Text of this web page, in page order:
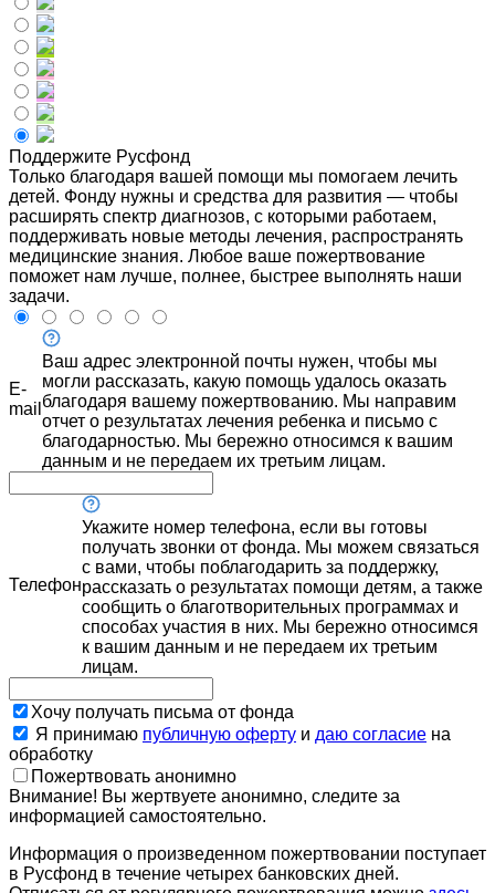
Поддержите Русфонд
Только благодаря вашей помощи мы помогаем лечить
детей. Фонду нужны и средства для развития — чтобы
расширять спектр диагнозов, с которыми работаем,
поддерживать новые методы лечения, распространять
медицинские знания. Любое ваше пожертвование
поможет нам лучше, полнее, быстрее выполнять наши
задачи.
E-
mail
Ваш адрес электронной почты нужен, чтобы мы
могли рассказать, какую помощь удалось оказать
благодаря вашему пожертвованию. Мы направим
отчет о результатах лечения ребенка и письмо с
благодарностью. Мы бережно относимся к вашим
данным и не передаем их третьим лицам.
Телефон
Укажите номер телефона, если вы готовы
получать звонки от фонда. Мы можем связаться
с вами, чтобы поблагодарить за поддержку,
рассказать о результатах помощи детям, а также
сообщить о благотворительных программах и
способах участия в них. Мы бережно относимся
к вашим данным и не передаем их третьим
лицам.
Хочу получать письма от фонда
Я принимаю публичную оферту и даю согласие на
обработку
Пожертвовать анонимно
Внимание! Вы жертвуете анонимно, следите за
информацией самостоятельно.
Информация о произведенном пожертвовании поступает
в Русфонд в течение четырех банковских дней.